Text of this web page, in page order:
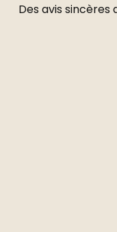
Des avis sincères